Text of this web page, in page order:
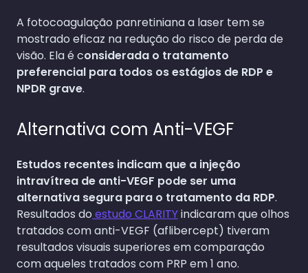
A fotocoagulação panretiniana a laser tem se
mostrado eficaz na redução do risco de perda de
visão. Ela é considerada o tratamento
preferencial para todos os estágios de RDP e
NPDR grave.
Alternativa com Anti-VEGF
Estudos recentes indicam que a injeção
intravítrea de anti-VEGF pode ser uma
alternativa segura para o tratamento da RDP.
Resultados do estudo CLARITYindicaram que olhos
tratados com anti-VEGF (aflibercept) tiveram
resultados visuais superiores em comparação
com aqueles tratados com PRP em 1 ano.